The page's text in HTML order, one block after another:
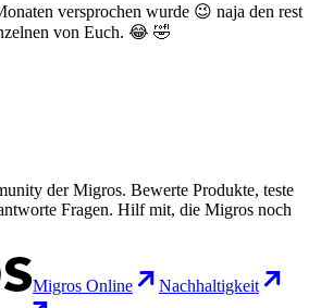
versprochen wurde 😉 naja den rest
von Euch. 😂 🤣
der Migros. Bewerte Produkte, teste
Fragen. Hilf mit, die Migros noch
Migros Online
Nachhaltigkeit